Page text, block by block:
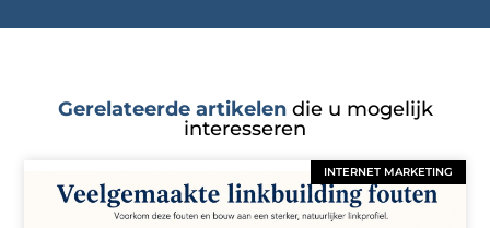
Gerelateerde artikelendie u mogelijk
interesseren
INTERNET MARKETING